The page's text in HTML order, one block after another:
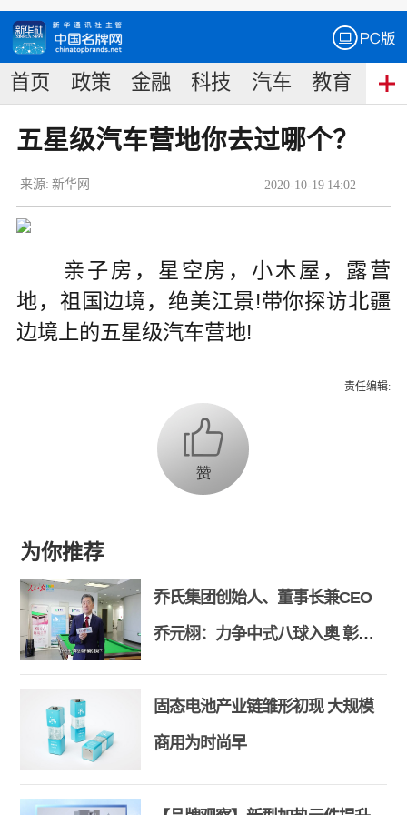
首页 政策 金融 科技 汽车 教育 食
五星级汽车营地你去过哪个？
2020-10-19 14:02
来源: 新华网
亲子房，星空房，小木屋，露营
地，祖国边境，绝美江景!带你探访北疆
边境上的五星级汽车营地!
责任编辑:
为你推荐
乔氏集团创始人、董事长兼CEO
乔元栩：力争中式八球入奥 彰显
和合共生精神
固态电池产业链雏形初现 大规模
商用为时尚早